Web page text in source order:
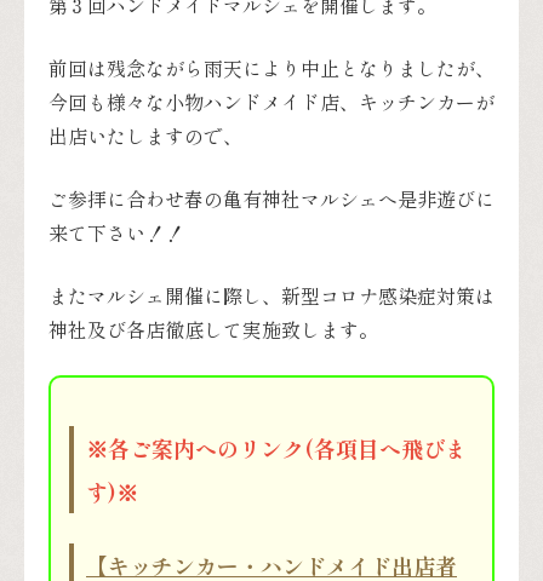
前回は残念ながら雨天により中止となりましたが、
今回も様々な小物ハンドメイド店、キッチンカーが
出店いたしますので、
ご参拝に合わせ春の亀有神社マルシェへ是非遊びに
来て下さい！！
またマルシェ開催に際し、新型コロナ感染症対策は
神社及び各店徹底して実施致します。
※各ご案内へのリンク(各項目へ飛びま
す)※
【キッチンカー・ハンドメイド出店者